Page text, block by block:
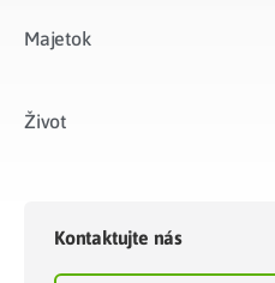
Majetok​
Život​
Kontaktujte nás